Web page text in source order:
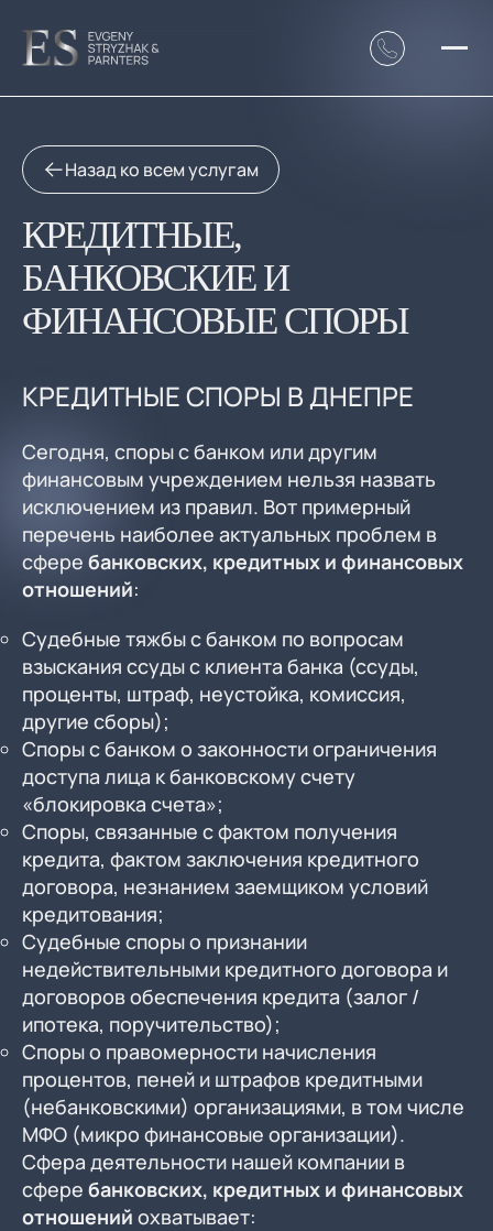
КРЕДИТНЫЕ,
БАНКОВСКИЕ И
ФИНАНСОВЫЕ СПОРЫ
Назад ко всем услугам
КРЕДИТНЫЕ СПОРЫ В ДНЕПРЕ
Сегодня, споры с банком или другим
финансовым учреждением нельзя назвать
исключением из правил. Вот примерный
перечень наиболее актуальных проблем в
сфере банковских, кредитных и финансовых
отношений:
Судебные тяжбы с банком по вопросам
взыскания ссуды с клиента банка (ссуды,
проценты, штраф, неустойка, комиссия,
другие сборы);
Споры с банком о законности ограничения
доступа лица к банковскому счету
«блокировка счета»;
Споры, связанные с фактом получения
кредита, фактом заключения кредитного
договора, незнанием заемщиком условий
кредитования;
Судебные споры о признании
недействительными кредитного договора и
договоров обеспечения кредита (залог /
ипотека, поручительство);
Споры о правомерности начисления
процентов, пеней и штрафов кредитными
(небанковскими) организациями, в том числе
МФО (микро финансовые организации).
Сфера деятельности нашей компании в
сфере банковских, кредитных и финансовых
отношений охватывает: